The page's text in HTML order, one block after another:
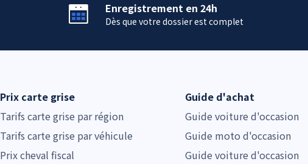
Enregistrement en 24h
Dès que votre dossier est complet
Prix carte grise
Tarifs carte grise par région
Tarifs carte grise par véhicule
Prix cheval fiscal
Guide d'achat
Guide voiture d'occasion
Guide moto d'occasion
Guide voiture d'occasion